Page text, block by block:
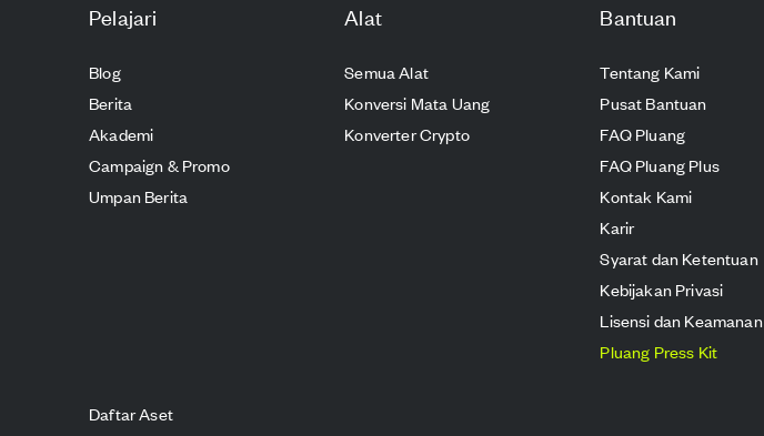
Pelajari
Blog
Berita
Akademi
Campaign & Promo
Umpan Berita
Alat
Semua Alat
Konversi Mata Uang
Konverter Crypto
Bantuan
Tentang Kami
Pusat Bantuan
FAQ Pluang
FAQ Pluang Plus
Kontak Kami
Karir
Syarat dan Ketentuan
Kebijakan Privasi
Lisensi dan Keamanan
Pluang Press Kit
Daftar Aset